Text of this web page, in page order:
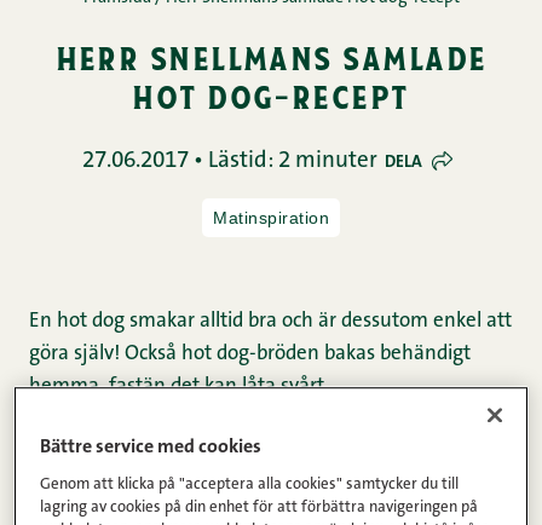
herr snellmans samlade
hot dog-recept
27.06.2017 • Lästid: 2 minuter DELA
Matinspiration
En hot dog smakar alltid bra och är dessutom enkel att
göra själv! Också hot dog-bröden bakas behändigt
hemma, fastän det kan låta svårt.
Hot dogs består alltså av hot dog-bröd och någon
delikat fyllning. Herr Snellman erbjuder Riktiga
Bättre service med cookies
Genom att klicka på "acceptera alla cookies" samtycker du till
lagring av cookies på din enhet för att förbättra navigeringen på